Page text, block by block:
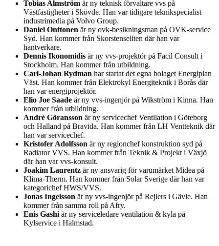
Tobias Almström är ny teknisk förvaltare vvs på
Västfastigheter i Skövde. Han var tidigare teknikspecialist
industrimedia på Volvo Group.
Daniel Onttonen är ny ovk-besikningsman på OVK-service
Syd. Han kommer från Skorstenseliten där han var
hantverkare.
Dennis Ikonomidis är ny vvs-projektör på Facil Consult i
Stockholm. Han kommer från utbildning.
Carl-Johan Rydman har startat det egna bolaget Energiplan
Väst. Han kommer från Elektrokyl Energiteknik i Borås där
han var energiprojektör.
Elio Joe Saade är ny vvs-ingenjör på Wikström i Kinna. Han
kommer från utbildning.
André Göransson är ny servicechef Ventilation i Göteborg
och Halland på Bravida. Han kommer från LH Ventteknik där
han var servicechef.
Kristofer Adolfsson är ny regionchef konstruktion syd på
Radiator VVS. Han kommer från Teknik & Projekt i Växjö
där han var vvs-konsult.
Joakim Laurentz är ny ansvarig för varumärket Midea på
Klima-Therm. Han kommer från Solar Sverige där han var
kategorichef HWS/VVS.
Jonas Ingelsson är ny vvs-ingenjör på Rejlers i Gävle. Han
kommer från samma roll på Afry.
Enis Gashi är ny serviceledare ventilation & kyla på
Kylservice i Halmstad.